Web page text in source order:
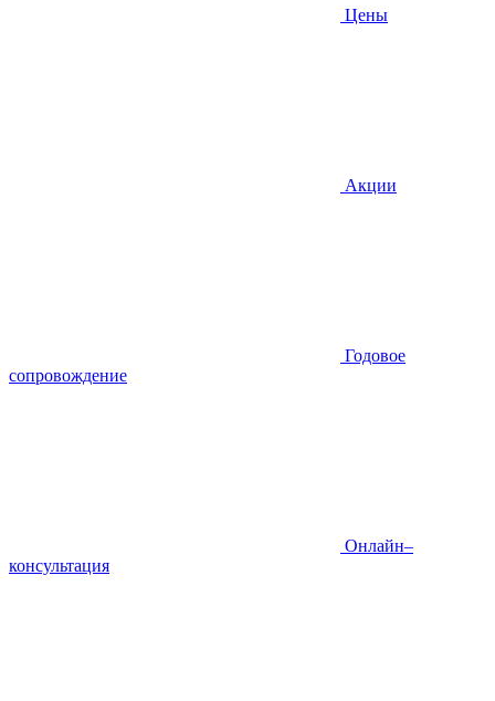
Цены
Акции
Годовое
сопровождение
Онлайн–
консультация